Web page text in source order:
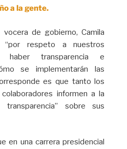
a la gente.
de gobierno, Camila
“por respeto a nuestros
haber transparencia e
se implementarán las
es que tanto los
informen a la
sobre sus
en una carrera presidencial